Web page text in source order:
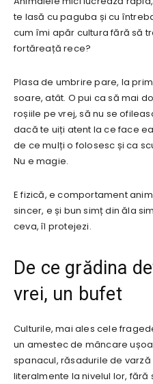
te lasă cu paguba și cu
cum îmi apăr cultura fără să
fortăreață rece?
Plasa de umbrire pare, la
soare, atât. O pui ca să mai
roșiile pe vrej, să nu se
dacă te uiți atent la ce face
de ce mulți o folosesc și ca
Nu e magie.
E fizică, e comportament
sincer, e și bun simț din ăla
ceva, îl protejezi.
De ce grădina
vrei, un bufet
Culturile, mai ales cele
un amestec de mâncare
spanacul, răsadurile de
literalmente la nivelul lor,